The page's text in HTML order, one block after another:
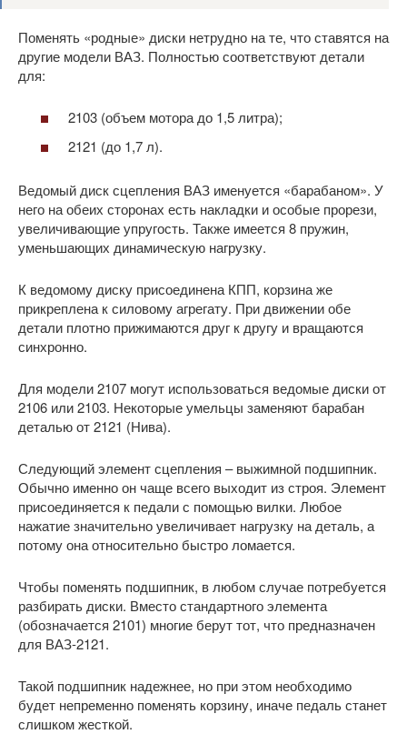
Поменять «родные» диски нетрудно на те, что ставятся на
другие модели ВАЗ. Полностью соответствуют детали
для:
2103 (объем мотора до 1,5 литра);
2121 (до 1,7 л).
Ведомый диск сцепления ВАЗ именуется «барабаном». У
него на обеих сторонах есть накладки и особые прорези,
увеличивающие упругость. Также имеется 8 пружин,
уменьшающих динамическую нагрузку.
К ведомому диску присоединена КПП, корзина же
прикреплена к силовому агрегату. При движении обе
детали плотно прижимаются друг к другу и вращаются
синхронно.
Для модели 2107 могут использоваться ведомые диски от
2106 или 2103. Некоторые умельцы заменяют барабан
деталью от 2121 (Нива).
Следующий элемент сцепления – выжимной подшипник.
Обычно именно он чаще всего выходит из строя. Элемент
присоединяется к педали с помощью вилки. Любое
нажатие значительно увеличивает нагрузку на деталь, а
потому она относительно быстро ломается.
Чтобы поменять подшипник, в любом случае потребуется
разбирать диски. Вместо стандартного элемента
(обозначается 2101) многие берут тот, что предназначен
для ВАЗ-2121.
Такой подшипник надежнее, но при этом необходимо
будет непременно поменять корзину, иначе педаль станет
слишком жесткой.